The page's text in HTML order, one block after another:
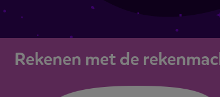
Rekenen met de